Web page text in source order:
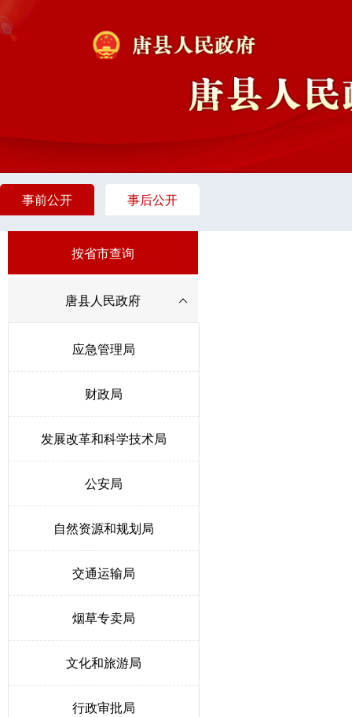
事前公开 事后公开
按省市查询
唐县人民政府
应急管理局
财政局
发展改革和科学技术局
公安局
自然资源和规划局
交通运输局
烟草专卖局
文化和旅游局
行政审批局